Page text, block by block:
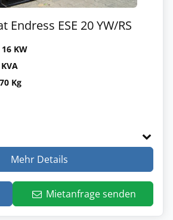
Endress ESE 20 YW/RS
16 KW
Kg
Mehr Details
Mietanfrage senden